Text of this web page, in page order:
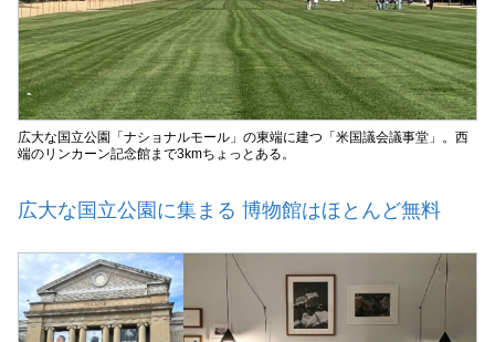
広大な国立公園「ナショナルモール」の東端に建つ「米国議会議事堂」。西
端のリンカーン記念館まで3kmちょっとある。
広大な国立公園に集まる 博物館はほとんど無料